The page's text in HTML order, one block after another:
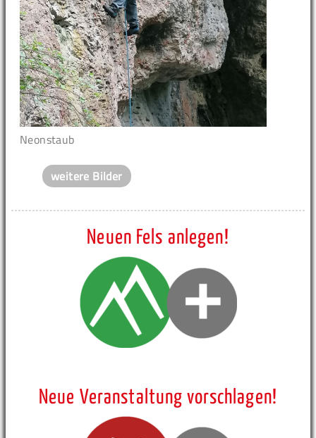
Neonstaub
weitere Bilder
Neuen Fels anlegen!
Neue Veranstaltung vorschlagen!